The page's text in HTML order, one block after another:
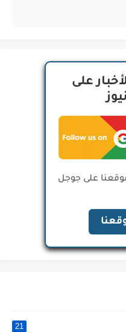
على
موقعنا على جوجل
21